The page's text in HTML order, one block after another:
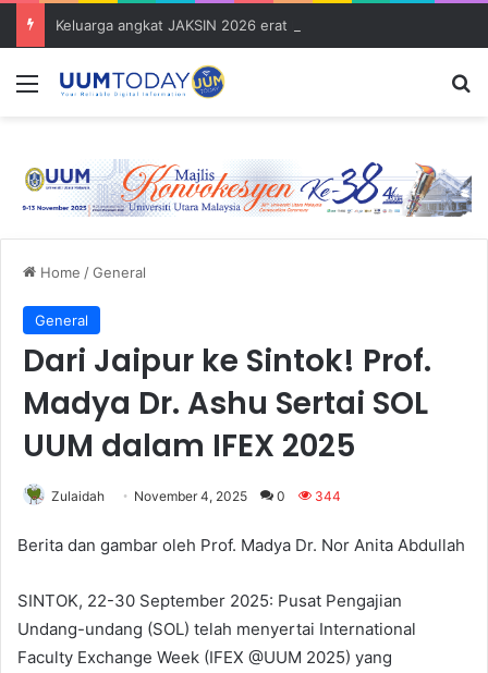
Menu
Home /General
General
Dari Jaipur ke Sintok! Prof.
Madya Dr. Ashu Sertai SOL
UUM dalam IFEX 2025
Zulaidah November 4, 2025 0 344
Berita dan gambar oleh Prof. Madya Dr. Nor Anita Abdullah
SINTOK, 22-30 September 2025: Pusat Pengajian
Undang-undang (SOL) telah menyertai International
Faculty Exchange Week (IFEX @UUM 2025) yang